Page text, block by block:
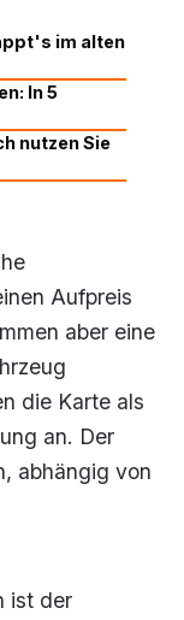
im alten
In 5
nutzen Sie
Aufpreis
aber eine
die Karte als
an. Der
abhängig von
ist der